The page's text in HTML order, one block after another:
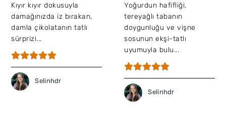
Kıyır kıyır dokusuyla
damağınızda iz bırakan,
damla çikolatanın tatlı
sürprizi...
Selinhdr
Yoğurdun hafifliği,
tereyağlı tabanın
doygunluğu ve vişne
sosunun ekşi-tatlı
uyumuyla bulu...
Selinhdr